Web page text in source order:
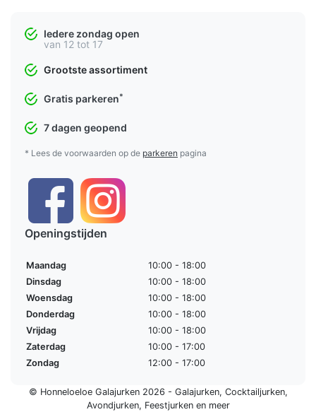
Iedere zondag open
van 12 tot 17
Grootste assortiment
Gratis parkeren*
7 dagen geopend
* Lees de voorwaarden op de parkeren pagina
Openingstijden
Maandag
10:00 - 18:00
Dinsdag
10:00 - 18:00
Woensdag
10:00 - 18:00
Donderdag
10:00 - 18:00
Vrijdag
10:00 - 18:00
Zaterdag
10:00 - 17:00
Zondag
12:00 - 17:00
© Honneloeloe Galajurken 2026 - Galajurken, Cocktailjurken,
Avondjurken, Feestjurkenen meer